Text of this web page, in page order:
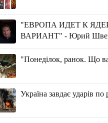
"ЕВРОПА ИДЕТ К
ВАРИАНТ" - Юрий
"Понеділок, ранок. Що
Україна завдає ударів по